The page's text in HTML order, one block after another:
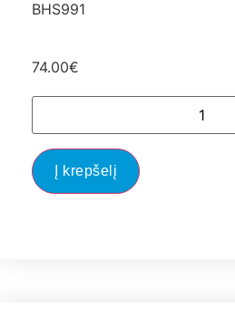
BHS991
74.00€
Į krepšelį